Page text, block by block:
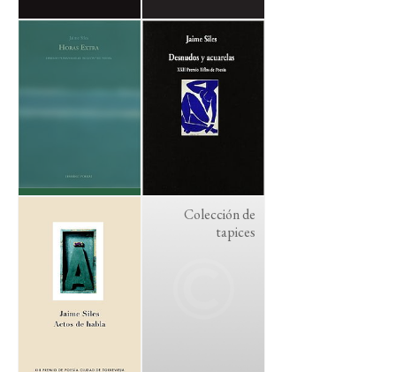
Colección de
tapices